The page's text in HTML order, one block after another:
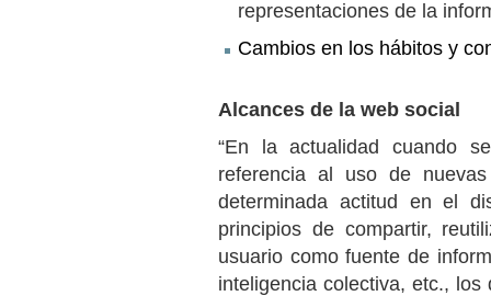
representaciones de la
Cambios en los hábitos y
Alcances de la web social
“En la actualidad cuando
referencia al uso de
determinada actitud en el
principios de compartir,
usuario como fuente de
inteligencia colectiva, etc.,